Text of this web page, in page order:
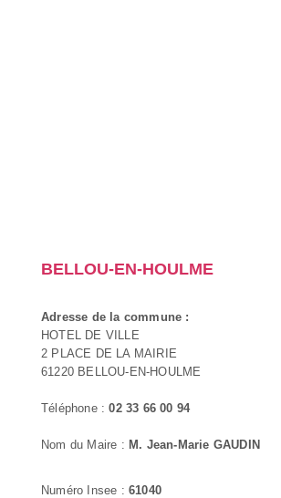
BELLOU-EN-HOULME
Adresse de la commune :
HOTEL DE VILLE
2 PLACE DE LA MAIRIE
61220 BELLOU-EN-HOULME
Téléphone :02 33 66 00 94
Nom du Maire : M. Jean-Marie GAUDIN
Numéro Insee : 61040